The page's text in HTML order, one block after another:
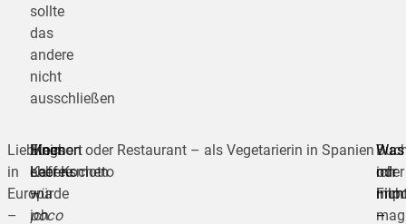
sollte
das
andere
nicht
ausschließen
Lieblingsort
in
Europa
–
Einen
Kaffee
würde
ich
Mein
Lebensmotto
–
poco
Kochen oder Restaurant – als Vegetarierin in Spanien
eher Kochen
Was
mir
–
Was
ich
mag
oder
Film
–